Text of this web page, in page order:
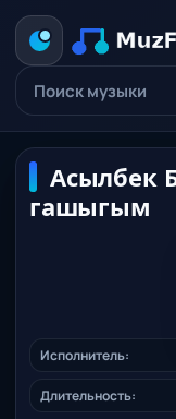
Асылбек
гашыгым
Исполнитель:
Длительность: